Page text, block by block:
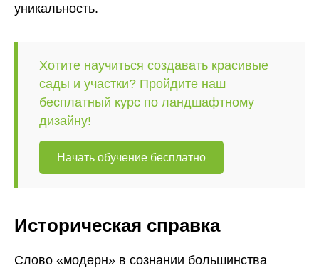
уникальность.
Хотите научиться создавать красивые
сады и участки? Пройдите наш
бесплатный курс по ландшафтному
дизайну!
Начать обучение бесплатно
Историческая справка
Слово «модерн» в сознании большинства